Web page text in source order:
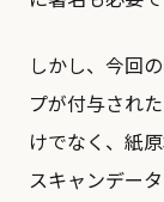
しかし、今回
プが付与され
けでなく、紙
スキャンデー